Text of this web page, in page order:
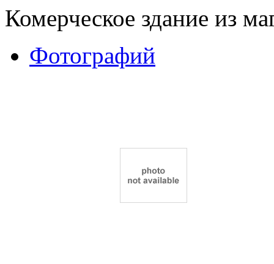
Комерческое здание из
Фотографий